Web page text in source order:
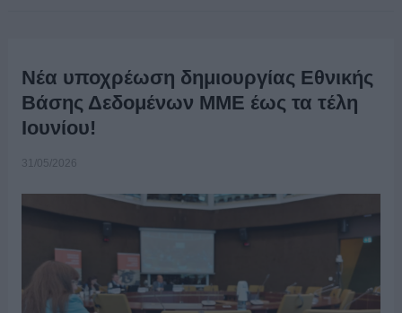
Νέα υποχρέωση δημιουργίας Εθνικής
Βάσης Δεδομένων ΜΜΕ έως τα τέλη
Ιουνίου!
31/05/2026